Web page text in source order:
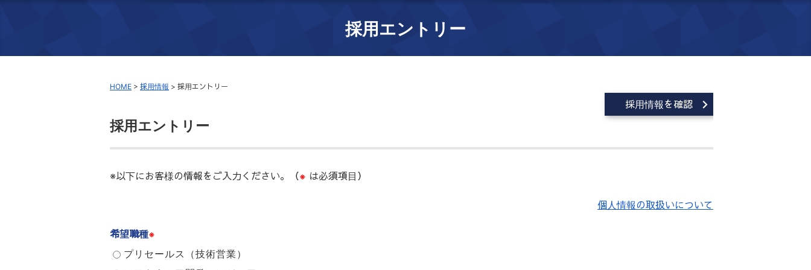
採用エントリー
HOME > 採用情報 > 採用エントリー
採用情報を確認
採用エントリー
※以下にお客様の情報をご入力ください。（※ は必須項目）
個人情報の取扱いについて
希望職種※
プリセールス（技術営業）